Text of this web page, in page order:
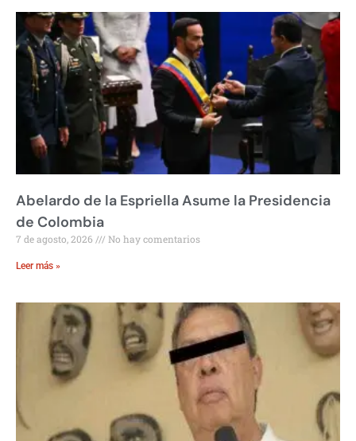
Abelardo de la Espriella Asume la Presidencia
de Colombia
7 de agosto, 2026 No hay comentarios
Leer más »